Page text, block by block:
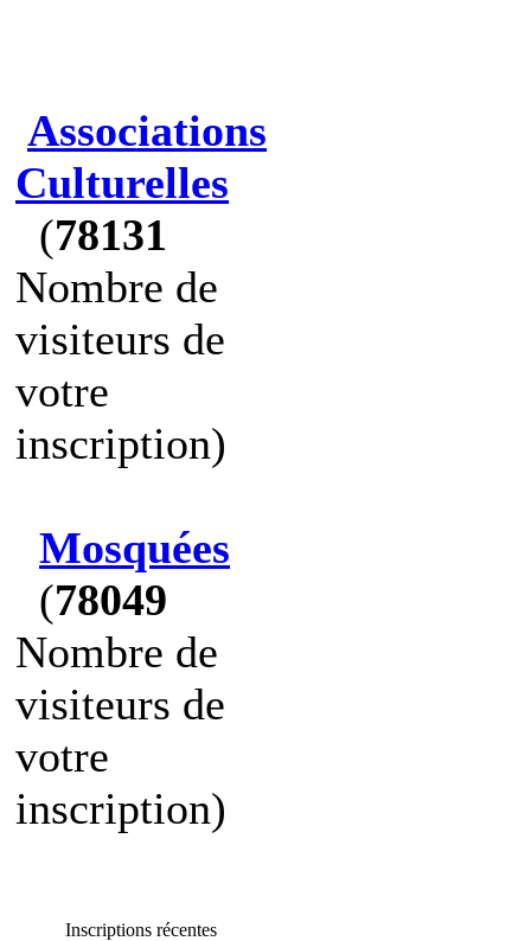
Associations
Culturelles
(78131
Nombre de
visiteurs de
votre
inscription)
Mosquées
(78049
Nombre de
visiteurs de
votre
inscription)
Inscriptions récentes